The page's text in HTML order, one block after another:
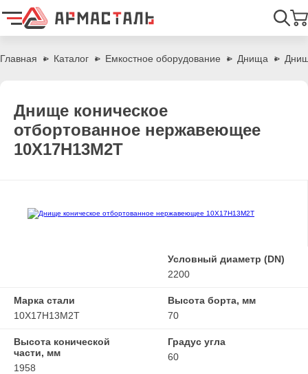
Главная
Каталог Емкостное оборудование Днища
Днище коническое
отбортованное нержавеющее
10Х17Н13М2Т
Условный диаметр (DN)
2200
Марка стали
10Х17Н13М2Т
Высота борта, мм
70
Высота конической
части, мм
1958
Градус угла
60